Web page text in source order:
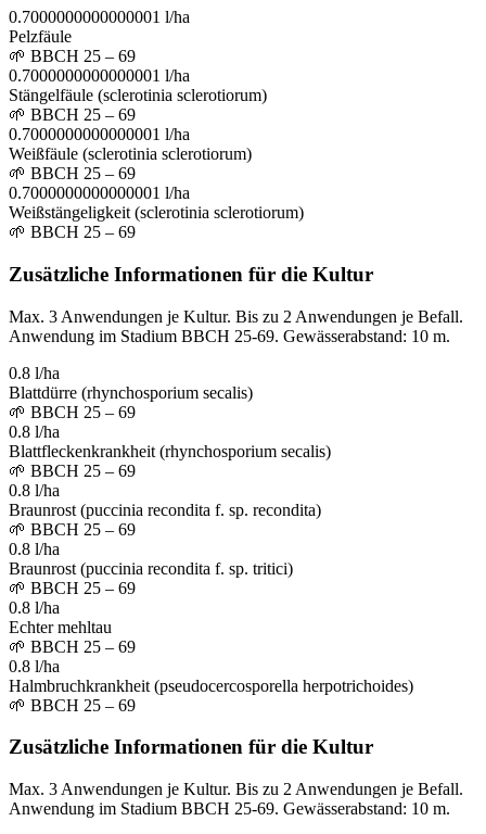
0.7000000000000001 l/ha
Pelzfäule
🌱 BBCH 25 – 69
0.7000000000000001 l/ha
Stängelfäule (sclerotinia sclerotiorum)
🌱 BBCH 25 – 69
0.7000000000000001 l/ha
Weißfäule (sclerotinia sclerotiorum)
🌱 BBCH 25 – 69
0.7000000000000001 l/ha
Weißstängeligkeit (sclerotinia sclerotiorum)
🌱 BBCH 25 – 69
Zusätzliche Informationen für die Kultur
Max. 3 Anwendungen je Kultur. Bis zu 2 Anwendungen je Befall.
Anwendung im Stadium BBCH 25-69. Gewässerabstand: 10 m.
0.8 l/ha
Blattdürre (rhynchosporium secalis)
🌱 BBCH 25 – 69
0.8 l/ha
Blattfleckenkrankheit (rhynchosporium secalis)
🌱 BBCH 25 – 69
0.8 l/ha
Braunrost (puccinia recondita f. sp. recondita)
🌱 BBCH 25 – 69
0.8 l/ha
Braunrost (puccinia recondita f. sp. tritici)
🌱 BBCH 25 – 69
0.8 l/ha
Echter mehltau
🌱 BBCH 25 – 69
0.8 l/ha
Halmbruchkrankheit (pseudocercosporella herpotrichoides)
🌱 BBCH 25 – 69
Zusätzliche Informationen für die Kultur
Max. 3 Anwendungen je Kultur. Bis zu 2 Anwendungen je Befall.
Anwendung im Stadium BBCH 25-69. Gewässerabstand: 10 m.